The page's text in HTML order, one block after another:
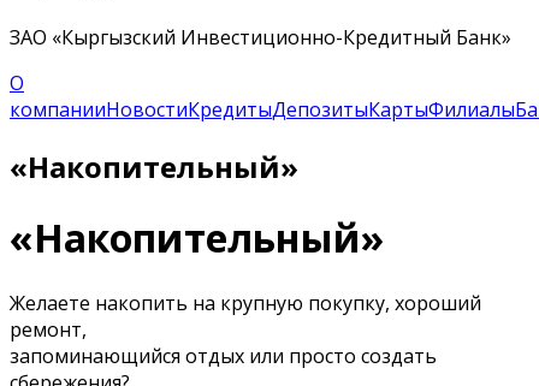
ЗАО «Кыргызский Инвестиционно-Кредитный Банк»
О
компанииНовостиКредитыДепозитыКартыФилиалы
«Накопительный»
«Накопительный»
Желаете накопить на крупную покупку, хороший
ремонт,
запоминающийся отдых или просто создать